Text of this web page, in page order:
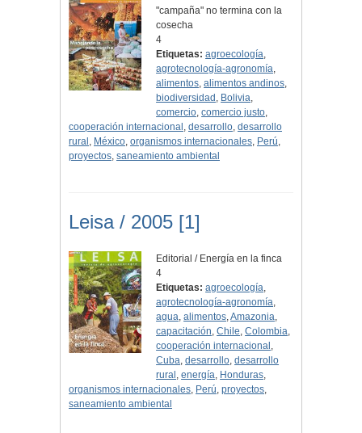
"campaña" no termina con la
cosecha
4
Etiquetas: agroecología,
agrotecnología-agronomía,
alimentos,alimentos andinos,
biodiversidad , Bolivia,
comercio,comercio justo,
cooperación internacional , desarrollo, desarrollo
rural , México, organismos internacionales, Perú,
proyectos, saneamiento ambiental
Leisa / 2005 [1]
Editorial / Energía en la finca
4
Etiquetas: agroecología,
agrotecnología-agronomía,
agua,alimentos,Amazonia,
capacitación,Chile,Colombia,
cooperación internacional ,
Cuba,desarrollo,desarrollo
rural ,energía, Honduras,
organismos internacionales, Perú, proyectos,
saneamiento ambiental